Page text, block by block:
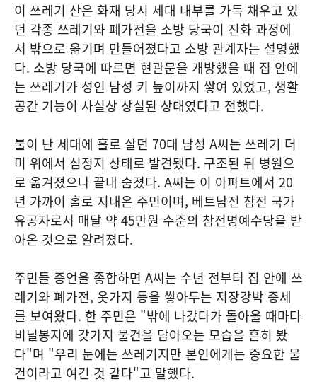
이 쓰레기 산은 화재 당시 세대 내부를 가득 채우고 있
던 각종 쓰레기와 폐가전을 소방 당국이 진화 과정에
서 밖으로 옮기며 만들어졌다고 소방 관계자는 설명했
다. 소방 당국에 따르면 현관문을 개방했을 때 집 안에
는 쓰레기가 성인 남성 키 높이까지 쌓여 있었고, 생활
공간 기능이 사실상 상실된 상태였다고 전했다.
불이 난 세대에 홀로 살던 70대 남성 A씨는 쓰레기 더
미 위에서 심정지 상태로 발견됐다. 구조된 뒤 병원으
로 옮겨졌으나 끝내 숨졌다. A씨는 이 아파트에서 20
년 가까이 홀로 지내온 주민이며, 베트남전 참전 국가
유공자로서 매달 약 45만원 수준의 참전명예수당을 받
아온 것으로 알려졌다.
주민들 증언을 종합하면 A씨는 수년 전부터 집 안에 쓰
레기와 폐가전, 옷가지 등을 쌓아두는 저장강박 증세
를 보여왔다. 한 주민은 "밖에 나갔다가 돌아올 때마다
비닐봉지에 갖가지 물건을 담아오는 모습을 흔히 봤
다"며 "우리 눈에는 쓰레기지만 본인에게는 중요한 물
건이라고 여긴 것 같다"고 말했다.